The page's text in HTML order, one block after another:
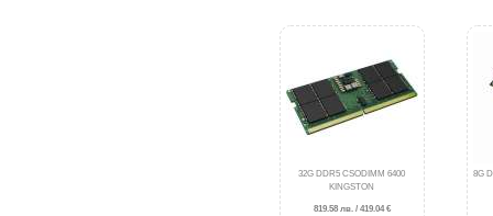
32G DDR5 CSODIMM 6400
KINGSTON
819.58 лв. / 419.04 €
8G